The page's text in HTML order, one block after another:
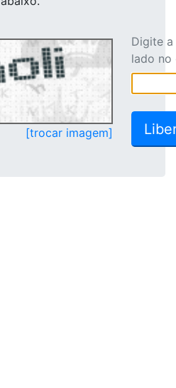
[trocar imagem]
Digite
lado no